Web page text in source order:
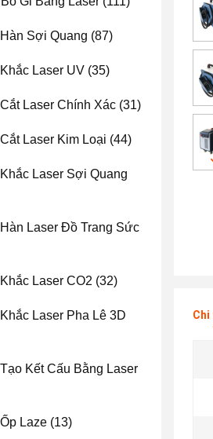
Sợi Quang (87)
Laser UV (35)
Laser Chính Xác (31)
Laser Kim Loại (44)
Laser Sợi Quang
Laser Đồ Trang Sức
Laser CO2 (32)
Laser Pha Lê 3D
Kết Cấu Bằng Laser
Laze (13)
Chi